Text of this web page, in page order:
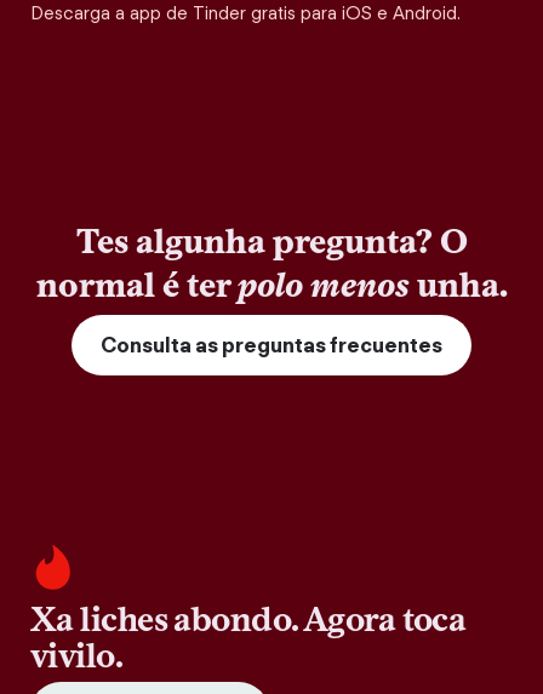
Descarga a app de Tinder gratis para iOS e Android.
Tes algunha pregunta? O
normal é terpolo menosunha.
Consulta as preguntas frecuentes
Xa liches abondo. Agora toca
vivilo.